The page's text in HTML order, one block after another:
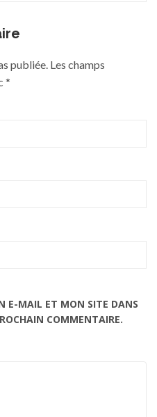
publiée. Les champs
*
E-MAIL ET MON SITE DANS
COMMENTAIRE.